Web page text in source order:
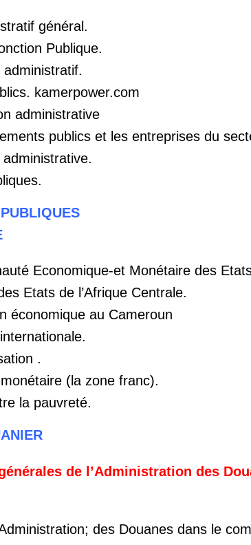
général.
Publique.
kamerpower.com
administrative
publics et les entreprises du
Economique-et Monétaire des
Etats de l’Afrique Centrale.
économique au Cameroun
.
(la zone franc).
la pauvreté.
de l’Administration des
des Douanes dans le